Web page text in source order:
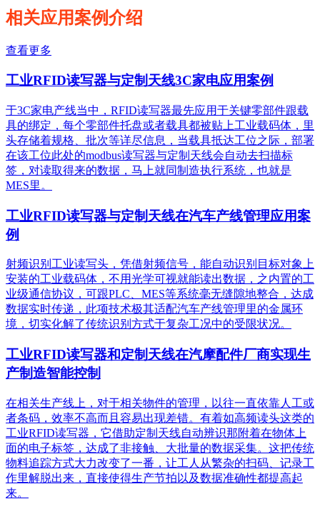
相关应用案例介绍
查看更多
工业RFID读写器与定制天线3C家电应用案例
于3C家电产线当中，RFID读写器最先应用于关键零部件跟载
具的绑定，每个零部件托盘或者载具都被贴上工业载码体，里
头存储着规格、批次等详尽信息，当载具抵达工位之际，部署
在该工位此处的modbus读写器与定制天线会自动去扫描标
签，对读取得来的数据，马上就同制造执行系统，也就是
MES里。
工业RFID读写器与定制天线在汽车产线管理应用案
例
射频识别工业读写头，凭借射频信号，能自动识别目标对象上
安装的工业载码体，不用光学可视就能读出数据，之内置的工
业级通信协议，可跟PLC、MES等系统毫无缝隙地整合，达成
数据实时传递，此项技术极其适配汽车产线管理里的金属环
境，切实化解了传统识别方式于复杂工况中的受限状况。
工业RFID读写器和定制天线在汽摩配件厂商实现生
产制造智能控制
在相关生产线上，对于相关物件的管理，以往一直依靠人工或
者条码，效率不高而且容易出现差错。有着如高频读头这类的
工业RFID读写器，它借助定制天线自动辨识那附着在物体上
面的电子标签，达成了非接触、大批量的数据采集。这把传统
物料追踪方式大力改变了一番，让工人从繁杂的扫码、记录工
作里解脱出来，直接使得生产节拍以及数据准确性都提高起
来。